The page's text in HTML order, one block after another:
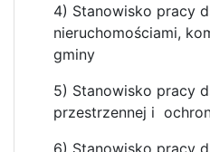
4) Stanowisko pracy
nieruchomościami,
gminy
5) Stanowisko pracy
przestrzennej i